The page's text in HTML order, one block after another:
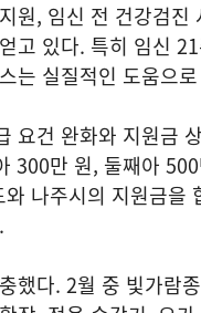
원, 임신 전 건강검
고 있다. 특히 임신
는 실질적인 도움으
요건 완화와 지원금
300만 원, 둘째아
나주시의 지원금
했다. 2월 중 빛가람